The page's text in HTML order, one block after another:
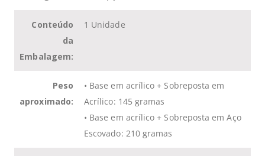
Conteúdo
da
Embalagem:
1 Unidade
Peso
aproximado:
• Base em acrílico + Sobreposta em
Acrílico: 145 gramas
• Base em acrílico + Sobreposta em Aço
Escovado: 210 gramas